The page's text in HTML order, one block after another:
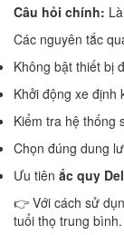
Câu hỏi chính:
Các nguyên tắc
Không bật thiết bị
Khởi động xe định
Kiểm tra hệ thống
Chọn đúng dung
Ưu tiên ắc quy
👉 Với cách sử
tuổi thọ trung bình.